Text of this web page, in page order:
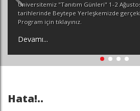
Üniversitemiz "Tanıtım Günleri" 1-2
tarihlerinde Beytepe Yerleşkemizde
Program için tıklayınız.
Devamı...
Hata!..